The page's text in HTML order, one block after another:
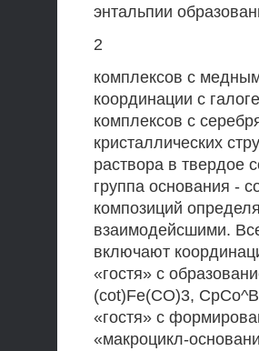
энтальпии
2
комплексов с
координации с
комплексов с
кристаллических
раствора в твердое
группа основания -
композиций
взаимодейсшими.
включают
«гостя» с
(cot)Fe(CO)3,
«гостя» с
«макроцикл-